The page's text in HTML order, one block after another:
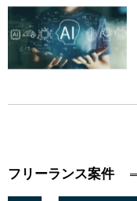
フリーランス案件